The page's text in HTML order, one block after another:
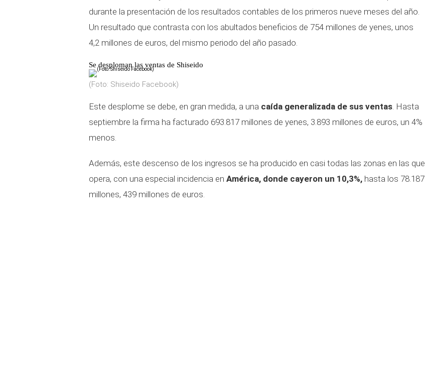
durante la presentación de los resultados contables de los primeros nueve meses del año.
Un resultado que contrasta con los abultados beneficios de 754 millones de yenes, unos
4,2 millones de euros, del mismo periodo del año pasado.
Se desploman las ventas de Shiseido
(Foto: Shiseido Facebook)
Este desplome se debe, en gran medida, a una caída generalizada de sus ventas. Hasta
septiembre la firma ha facturado 693.817 millones de yenes, 3.893 millones de euros, un 4%
menos.
Además, este descenso de los ingresos se ha producido en casi todas las zonas en las que
opera, con una especial incidencia en América, donde cayeron un 10,3%, hasta los 78.187
millones, 439 millones de euros.